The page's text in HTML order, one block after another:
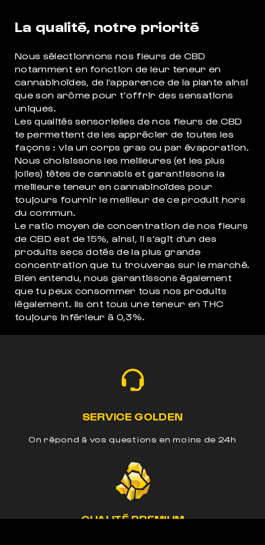
La qualité, notre priorité
Nous sélectionnons nos fleurs de CBD
notamment en fonction de leur teneur en
cannabinoïdes, de l’apparence de la plante ainsi
que son arôme pour t’offrir des sensations
uniques.
Les qualités sensorielles de nos fleurs de CBD
te permettent de les apprécier de toutes les
façons : via un corps gras ou par évaporation.
Nous choisissons les meilleures (et les plus
jolies) têtes de cannabis et garantissons la
meilleure teneur en cannabinoïdes pour
toujours fournir le meilleur de ce produit hors
du commun.
Le ratio moyen de concentration de nos fleurs
de CBD est de 15%, ainsi, il s’agit d’un des
produits secs dotés de la plus grande
concentration que tu trouveras sur le marché.
Bien entendu, nous garantissons également
que tu peux consommer tous nos produits
légalement. Ils ont tous une teneur en THC
toujours inférieur à 0,3%.
SERVICE GOLDEN
On répond à vos questions en moins de 24h
QUALITÉ PREMIUM